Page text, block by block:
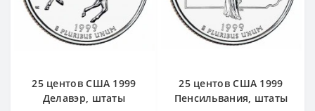
25 центов США 1999
Делавэр, штаты
25 центов США 1999
Пенсильвания, штаты